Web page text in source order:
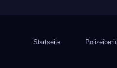
Startseite